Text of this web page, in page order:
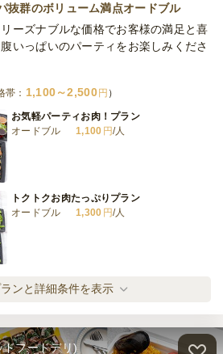
抜群のボリューム満点オードブル
ーズナブルな価格でお客様の満足と喜
いっぱいのパーティをお楽しみくださ
帯： 1,100～2,500円
お気軽パーティお肉！プラン
オードブル
1,100 円/人
トクトクお肉たっぷりプラン
オードブル
1,300 円/人
オードブル
1,300円/人
ンと詳細条件を表示
フードデリ)